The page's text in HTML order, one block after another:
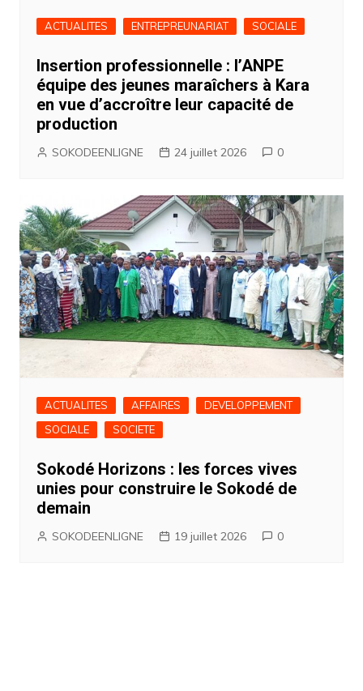
ACTUALITES ENTREPREUNARIAT SOCIALE
Insertion professionnelle : l’ANPE
équipe des jeunes maraîchers à Kara
en vue d’accroître leur capacité de
production
SOKODEENLIGNE 24 juillet 2026 0
ACTUALITES AFFAIRES
DEVELOPPEMENT
SOCIALE
SOCIETE
Sokodé Horizons : les forces vives
unies pour construire le Sokodé de
demain
SOKODEENLIGNE 19 juillet 2026 0